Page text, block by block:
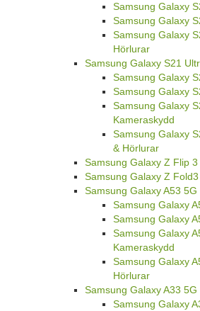
Samsung Galaxy
Samsung Galaxy
Samsung Galaxy
Hörlurar
Samsung Galaxy S21
Samsung Galaxy
Samsung Galaxy
Samsung Galaxy
Kameraskydd
Samsung Galaxy
& Hörlurar
Samsung Galaxy Z Flip 3
Samsung Galaxy Z Fold3
Samsung Galaxy A53 5G
Samsung Galaxy
Samsung Galaxy
Samsung Galaxy
Kameraskydd
Samsung Galaxy
Hörlurar
Samsung Galaxy A33 5G
Samsung Galaxy